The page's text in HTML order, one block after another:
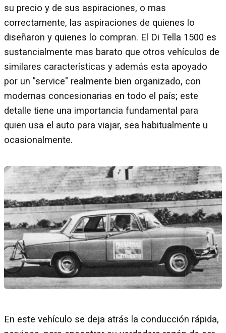
su precio y de sus aspiraciones, o mas
correctamente, las aspiraciones de quienes lo
diseñaron y quienes lo compran. El Di Tella 1500 es
sustancialmente mas barato que otros vehículos de
similares características y además esta apoyado
por un "service" realmente bien organizado, con
modernas concesionarias en todo el país; este
detalle tiene una importancia fundamental para
quien usa el auto para viajar, sea habitualmente u
ocasionalmente.
En este vehículo se deja atrás la conducción rápida,